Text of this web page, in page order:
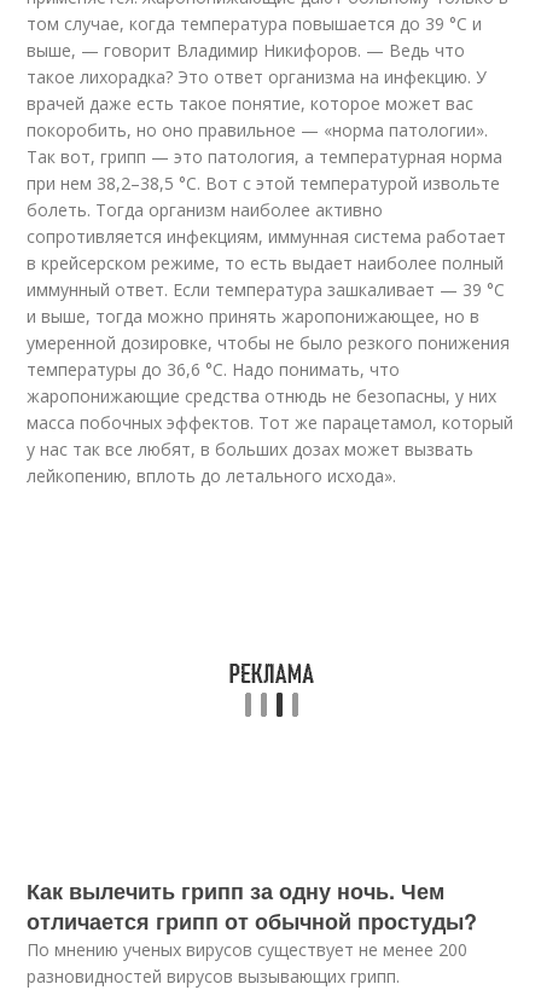
том случае, когда температура повышается до 39 °С и
выше, — говорит Владимир Никифоров. — Ведь что
такое лихорадка? Это ответ организма на инфекцию. У
врачей даже есть такое понятие, которое может вас
покоробить, но оно правильное — «норма патологии».
Так вот, грипп — это патология, а температурная норма
при нем 38,2–38,5 °С. Вот с этой температурой извольте
болеть. Тогда организм наиболее активно
сопротивляется инфекциям, иммунная система работает
в крейсерском режиме, то есть выдает наиболее полный
иммунный ответ. Если температура зашкаливает — 39 °С
и выше, тогда можно принять жаропонижающее, но в
умеренной дозировке, чтобы не было резкого понижения
температуры до 36,6 °С. Надо понимать, что
жаропонижающие средства отнюдь не безопасны, у них
масса побочных эффектов. Тот же парацетамол, который
у нас так все любят, в больших дозах может вызвать
лейкопению, вплоть до летального исхода».
Как вылечить грипп за одну ночь. Чем
отличается грипп от обычной простуды?
По мнению ученых вирусов существует не менее 200
разновидностей вирусов вызывающих грипп.